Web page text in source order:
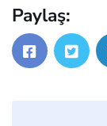
Paylaş: